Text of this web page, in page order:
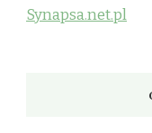
Synapsa.net.pl